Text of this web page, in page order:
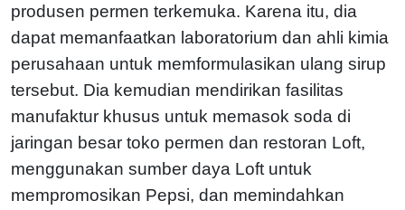
produsen permen terkemuka. Karena itu, dia
dapat memanfaatkan laboratorium dan ahli kimia
perusahaan untuk memformulasikan ulang sirup
tersebut. Dia kemudian mendirikan fasilitas
manufaktur khusus untuk memasok soda di
jaringan besar toko permen dan restoran Loft,
menggunakan sumber daya Loft untuk
mempromosikan Pepsi, dan memindahkan